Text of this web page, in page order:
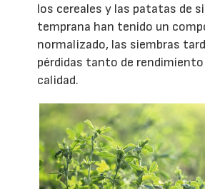
los cereales y las patatas de
temprana han tenido un
normalizado, las siembras
pérdidas tanto de
calidad.